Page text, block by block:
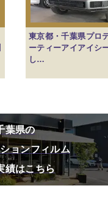
東京都・千葉県プロ
ーティーアイアイシ
し…
葉県の
ョンフィルム
績はこちら